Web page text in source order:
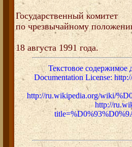
Государственный комитет
по чрезвычайному
18 августа 1991 года.
Текстовое содержимое
Documentation License:
http://ru.wikipedia.org/wiki/
http://